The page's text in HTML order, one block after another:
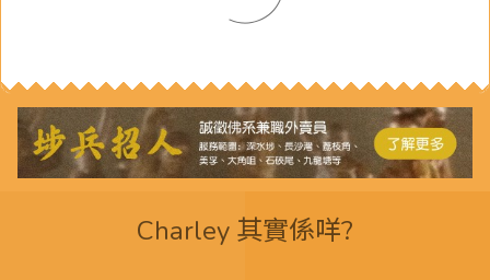
Charley 其實係咩?